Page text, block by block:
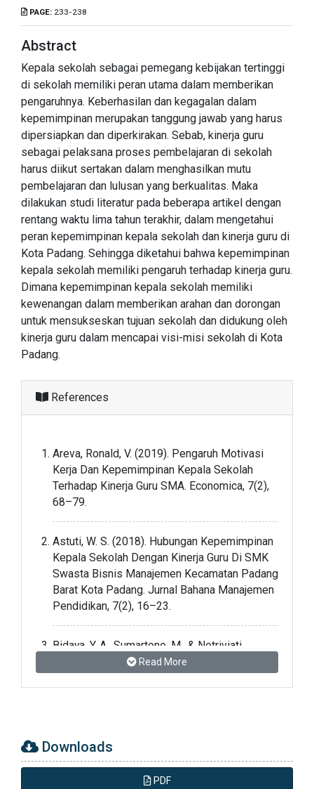
PAGE: 233-238
Abstract
Kepala sekolah sebagai pemegang kebijakan tertinggi
di sekolah memiliki peran utama dalam memberikan
pengaruhnya. Keberhasilan dan kegagalan dalam
kepemimpinan merupakan tanggung jawab yang harus
dipersiapkan dan diperkirakan. Sebab, kinerja guru
sebagai pelaksana proses pembelajaran di sekolah
harus diikut sertakan dalam menghasilkan mutu
pembelajaran dan lulusan yang berkualitas. Maka
dilakukan studi literatur pada beberapa artikel dengan
rentang waktu lima tahun terakhir, dalam mengetahui
peran kepemimpinan kepala sekolah dan kinerja guru di
Kota Padang. Sehingga diketahui bahwa kepemimpinan
kepala sekolah memiliki pengaruh terhadap kinerja guru.
Dimana kepemimpinan kepala sekolah memiliki
kewenangan dalam memberikan arahan dan dorongan
untuk mensukseskan tujuan sekolah dan didukung oleh
kinerja guru dalam mencapai visi-misi sekolah di Kota
Padang.
References
Areva, Ronald, V. (2019). Pengaruh Motivasi
Kerja Dan Kepemimpinan Kepala Sekolah
Terhadap Kinerja Guru SMA. Economica, 7(2),
68–79.
Astuti, W. S. (2018). Hubungan Kepemimpinan
Kepala Sekolah Dengan Kinerja Guru Di SMK
Swasta Bisnis Manajemen Kecamatan Padang
Barat Kota Padang. Jurnal Bahana Manajemen
Pendidikan, 7(2), 16–23.
Bidaya, Y. A., Sumartono, M., & Netriviati.
(2020). Pengaruh Kepemimpinan Kepala
Sekolah SMPN 6 Padang Dalam
Gaol, N. T. L., & Siburian, P. (2018). Peran
Kepala Sekolah Dalam Meningkatkan Kinerja
Guru Dan Mutu Sekolah. Jurnal Manajemen
Read More
Downloads
PDF